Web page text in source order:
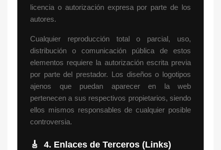
licencia o autorización expresa por parte de los
autores.
Cualquier reproducción total o parcial, uso,
distribución o comunicación pública de estos
elementos requiere la autorización escrita previa
por parte del prestador. Los diseños o logotipos
ajenos que puedan aparecer en la web
pertenecen a sus respectivos propietarios, siendo
ellos mismos responsables de cualquier posible
controversia.
🎸 4. Enlaces de Terceros (Links)